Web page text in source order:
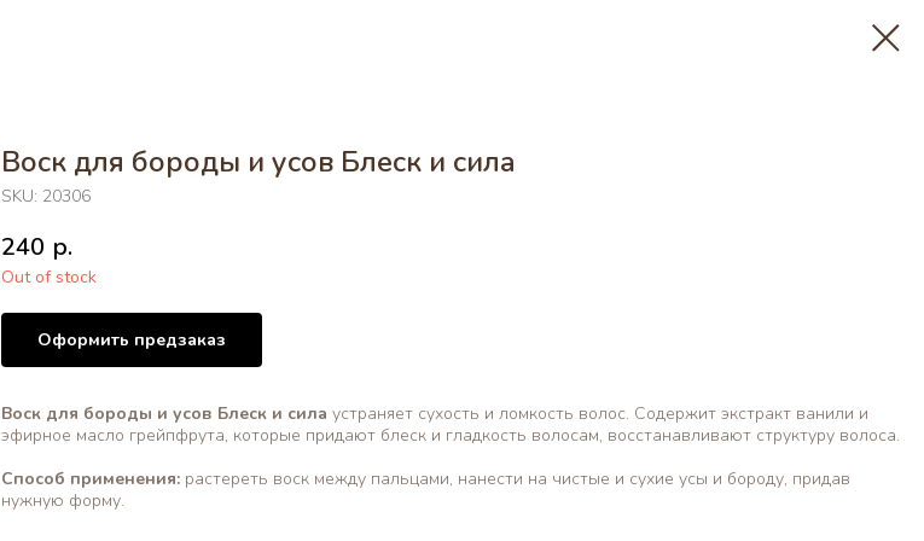
Воск для бороды и усов Блеск и сила
SKU: 20306
240 р.
Out of stock
Оформить предзаказ
Воск для бороды и усов Блеск и сила устраняет сухость и ломкость волос. Содержит экстракт ванили и
эфирное масло грейпфрута, которые придают блеск и гладкость волосам, восстанавливают структуру волоса.
Способ применения: растереть воск между пальцами, нанести на чистые и сухие усы и бороду, придав
нужную форму.